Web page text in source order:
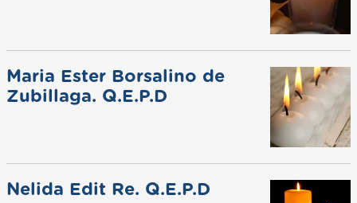
Maria Ester Borsalino de
Zubillaga. Q.E.P.D
Nelida Edit Re. Q.E.P.D